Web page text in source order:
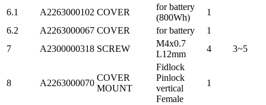
6.1 A2263000102 COVER
for battery
(800Wh)
1
6.2
A2263000067 COVER for battery
1
7
A2300000318 SCREW
M4x0.7
L12mm
4 3~5
8 A2263000070
COVER
MOUNT
Fidlock
Pinlock
vertical
Female
1